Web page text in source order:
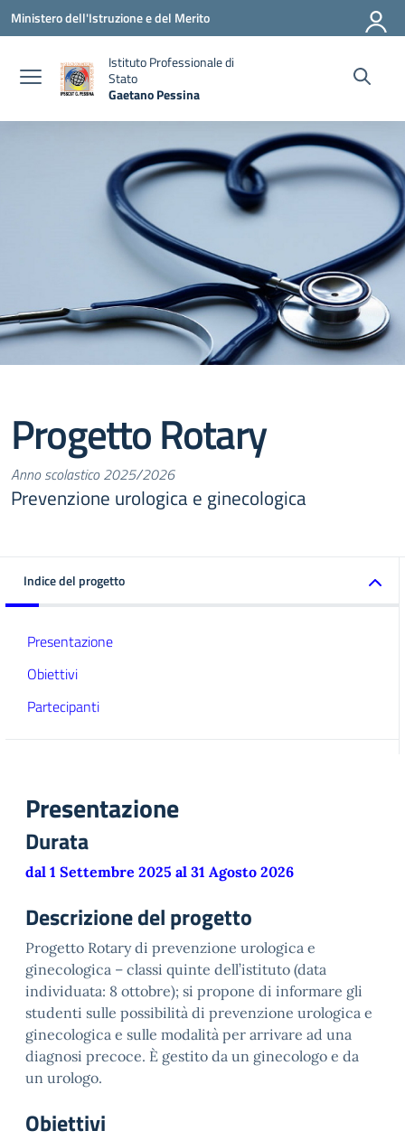
Vai ai contenuti
Vai al menu di navigazione
Vai al footer
Ministero dell'Istruzione e del Merito
Istituto Professionale di
Stato
Gaetano Pessina
Progetto Rotary
Anno scolastico 2025/2026
Prevenzione urologica e ginecologica
Indice del progetto
Presentazione
Obiettivi
Partecipanti
Presentazione
Durata
dal 1 Settembre 2025 al 31 Agosto 2026
Descrizione del progetto
Progetto Rotary di prevenzione urologica e
ginecologica – classi quinte dell’istituto (data
individuata: 8 ottobre); si propone di informare gli
studenti sulle possibilità di prevenzione urologica e
ginecologica e sulle modalità per arrivare ad una
diagnosi precoce. È gestito da un ginecologo e da
un urologo.
Obiettivi